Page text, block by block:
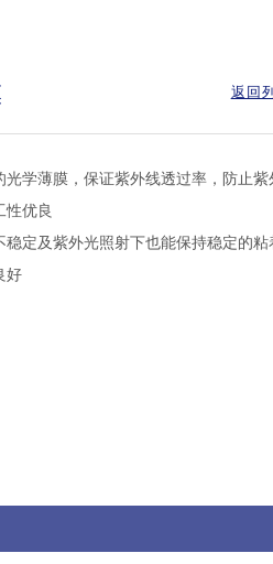
返回
光学薄膜，保证紫外线透过率，防止紫
性优良
稳定及紫外光照射下也能保持稳定的粘
好